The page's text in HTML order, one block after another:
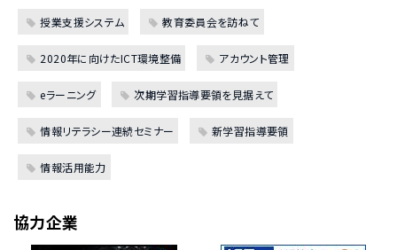
授業支援システム 教育委員会を訪ねて
2020年に向けたICT環境整備 アカウント管理
eラーニング 次期学習指導要領を見据えて
情報リテラシー連続セミナー 新学習指導要領
情報活用能力
協力企業